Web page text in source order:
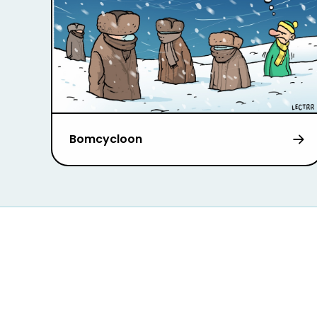
Bomcycloon